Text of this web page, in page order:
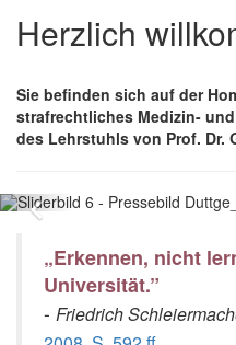
Herzlich
Sie befinden sich auf der
strafrechtliches Medizin-
des Lehrstuhls von Prof. Dr.
Zurück
„Erkennen, nicht
Universität.”
- Friedrich